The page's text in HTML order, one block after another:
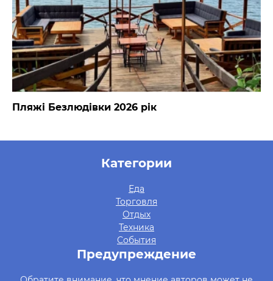
Пляжі Безлюдівки 2026 рік
Категории
Еда
Торговля
Отдых
Техника
События
Предупреждение